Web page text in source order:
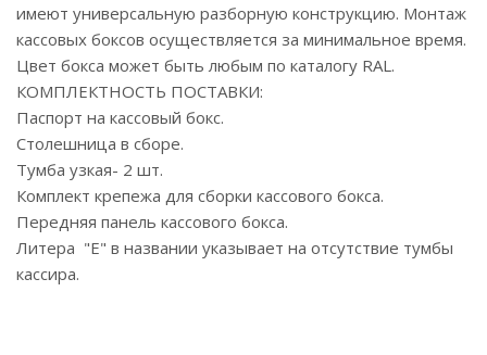
имеют универсальную разборную конструкцию. Монтаж
кассовых боксов осуществляется за минимальное время.
Цвет бокса может быть любым по каталогу RAL.
КОМПЛЕКТНОСТЬ ПОСТАВКИ:
Паспорт на кассовый бокс.
Столешница в сборе.
Тумба узкая- 2 шт.
Комплект крепежа для сборки кассового бокса.
Передняя панель кассового бокса.
Литера "E" в названии указывает на отсутствие тумбы
кассира.